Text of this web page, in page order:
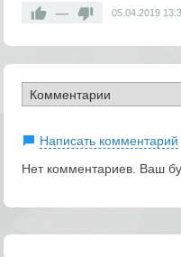
— 05.04.2019
Написать комментарий
Нет комментариев. Ваш